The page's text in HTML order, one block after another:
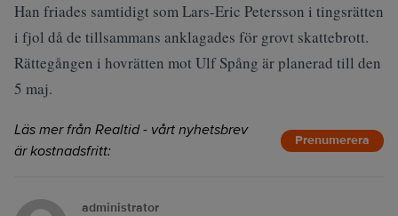
Han friades samtidigt som Lars-Eric Petersson i tingsrätten
i fjol då de tillsammans anklagades för grovt skattebrott.
Rättegången i hovrätten mot Ulf Spång är planerad till den
5 maj.
Läs mer från Realtid - vårt nyhetsbrev
är kostnadsfritt:
Prenumerera
administrator